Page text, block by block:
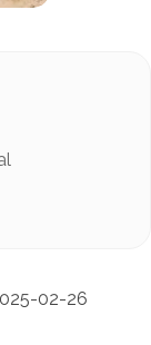
02-26